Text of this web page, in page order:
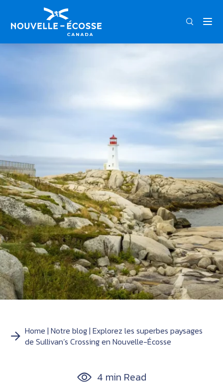
FRA
Home Notre blog Explorez les superbes paysages
de Sullivan’s Crossing en Nouvelle-Écosse
4 min Read